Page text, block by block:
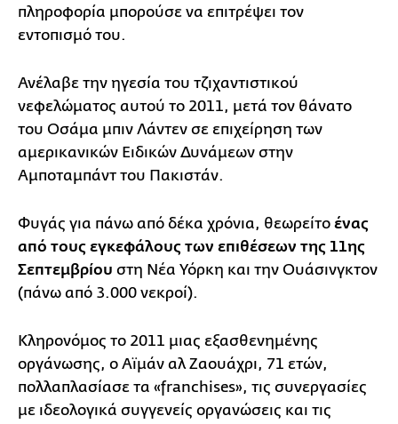
πληροφορία μπορούσε να επιτρέψει τον
εντοπισμό του.
Ανέλαβε την ηγεσία του τζιχαντιστικού
νεφελώματος αυτού το 2011, μετά τον θάνατο
του Οσάμα μπιν Λάντεν σε επιχείρηση των
αμερικανικών Ειδικών Δυνάμεων στην
Αμποταμπάντ του Πακιστάν.
Φυγάς για πάνω από δέκα χρόνια, θεωρείτο ένας
από τους εγκεφάλους των επιθέσεων της 11ης
Σεπτεμβρίου στη Νέα Υόρκη και την Ουάσινγκτον
(πάνω από 3.000 νεκροί).
Κληρονόμος το 2011 μιας εξασθενημένης
οργάνωσης, ο Αϊμάν αλ Ζαουάχρι, 71 ετών,
πολλαπλασίασε τα «franchises», τις συνεργασίες
με ιδεολογικά συγγενείς οργανώσεις και τις